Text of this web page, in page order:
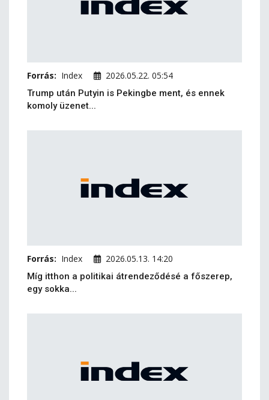
Forrás: Index 2026.05.22. 05:54
Trump után Putyin is Pekingbe ment, és ennek
komoly üzenet...
Forrás: Index 2026.05.13. 14:20
Míg itthon a politikai átrendeződésé a főszerep,
egy sokka...